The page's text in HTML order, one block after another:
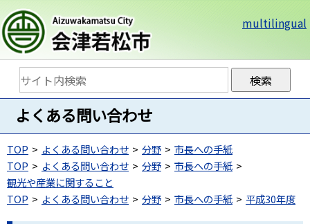
multilingual
よくある問い合わせ
TOP よくある問い合わせ 分野
市長への手紙
TOP
よくある問い合わせ 分野
市長への手紙
観光や産業に関すること
TOP
よくある問い合わせ 分野 市長への手紙 平成30年度